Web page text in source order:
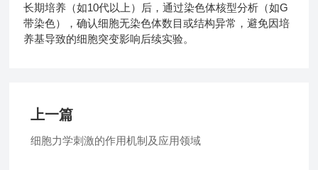
长期培养（如10代以上）后，通过染色体核型分析（如G
带染色），确认细胞无染色体数目或结构异常，避免因培
养基导致的细胞突变影响后续实验。
上一篇
细胞力学刺激的作用机制及应用领域